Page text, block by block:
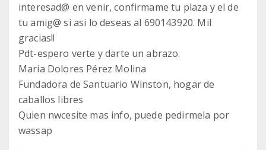
interesad@ en venir, confirmame tu plaza y el de
tu amig@ si asi lo deseas al 690143920. Mil
gracias!!
Pdt-espero verte y darte un abrazo.
Maria Dolores Pérez Molina
Fundadora de Santuario Winston, hogar de
caballos libres
Quien nwcesite mas info, puede pedirmela por
wassap